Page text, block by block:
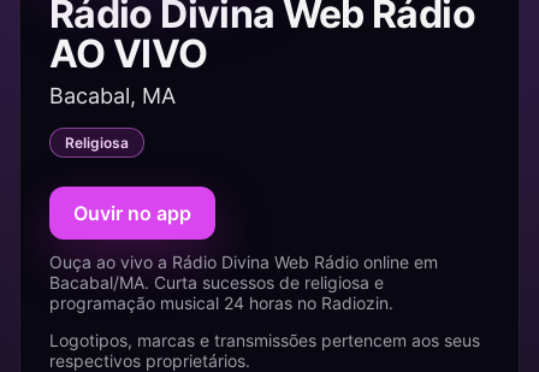
Rádio Divina Web Rádio
AO VIVO
Bacabal, MA
Religiosa
Ouvir no app
Ouça ao vivo a Rádio Divina Web Rádio online em
Bacabal/MA. Curta sucessos de religiosa e
programação musical 24 horas no Radiozin.
Logotipos, marcas e transmissões pertencem aos seus
respectivos proprietários.